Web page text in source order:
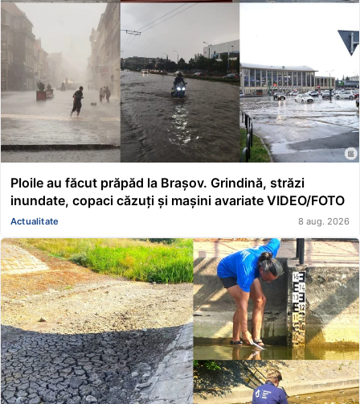
Ploile au făcut prăpăd la Brașov. Grindină, străzi
inundate, copaci căzuți și mașini avariate VIDEO/FOTO
Actualitate 8 aug. 2026